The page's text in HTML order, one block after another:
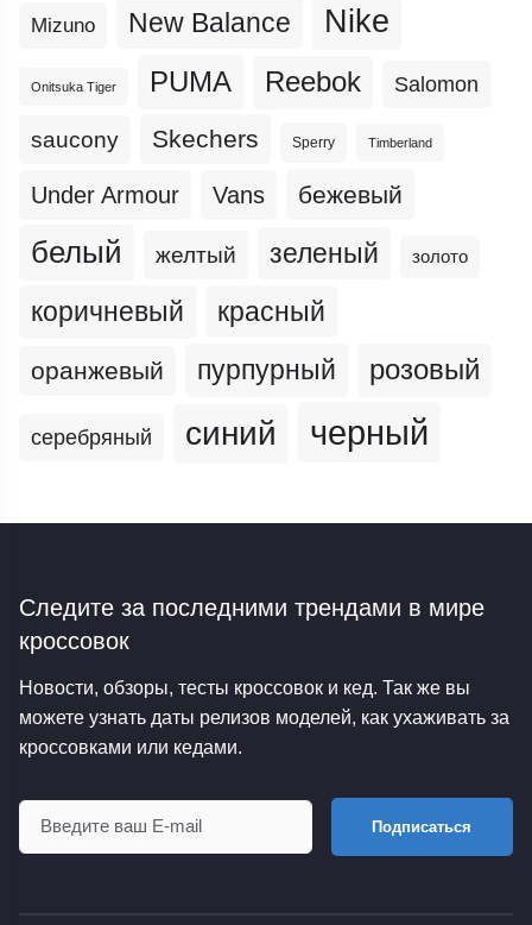
Mizuno New Balance Nike
Onitsuka Tiger PUMA Reebok Salomon
saucony Skechers Sperry Timberland
Under Armour Vans бежевый
белый желтый зеленый золото
коричневый красный
оранжевый пурпурный розовый
серебряный синий черный
Следите за последними трендами в мире
кроссовок
Новости, обзоры, тесты кроссовок и кед. Так же вы
можете узнать даты релизов моделей, как ухаживать за
кроссовками или кедами.
Подписаться